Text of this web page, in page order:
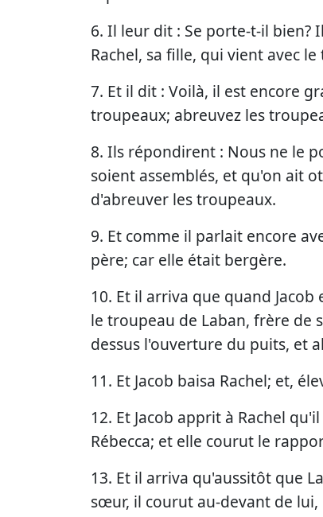
6. Il leur dit : Se porte-t-il
Rachel, sa fille, qui vient avec
7. Et il dit : Voilà, il est encore
troupeaux; abreuvez les
8. Ils répondirent : Nous ne le
soient assemblés, et qu'on ait
d'abreuver les troupeaux.
9. Et comme il parlait encore
père; car elle était bergère.
10. Et il arriva que quand
le troupeau de Laban, frère de
dessus l'ouverture du puits, et
11. Et Jacob baisa Rachel; et,
12. Et Jacob apprit à Rachel
Rébecca; et elle courut le
13. Et il arriva qu'aussitôt que
sœur, il courut au-devant de lui,